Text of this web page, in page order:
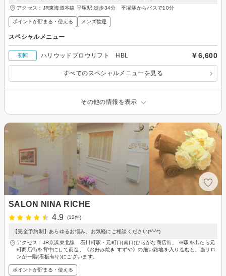
アクセス：JR東海道本線 平塚駅 徒歩34分 平塚駅からバスで10分
ポイントが貯まる・使える メンズ歓迎
スペシャルメニュー
初回 ハリウッドブロウリフト HBL ￥6,600
すべてのスペシャルメニューを見る
その他の情報を表示
SALON NINA RICHE
4.9
(12件)
【完全予約制】あらゆるお悩み、お気軽にご相談ください(*^^*)
アクセス：JR京浜東北線 石川町駅・元町口(南口)ひらがな商店街。 ※駅を出たら元
町商店街を背中にして前進、《お好み焼き すずや》の細い路地を入り進むと、当サロ
ンが一階(看板有り)にございます。
ポイントが貯まる・使える